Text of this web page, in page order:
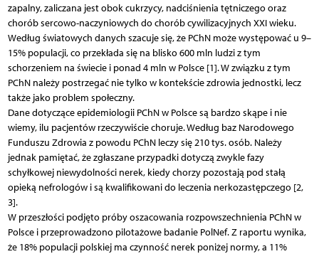
zapalny, zaliczana jest obok cukrzycy, nadciśnienia tętniczego oraz
chorób sercowo-naczyniowych do chorób cywilizacyjnych XXI wieku.
Według światowych danych szacuje się, że PChN może występować u 9–
15% populacji, co przekłada się na blisko 600 mln ludzi z tym
schorzeniem na świecie i ponad 4 mln w Polsce [1]. W związku z tym
PChN należy postrzegać nie tylko w kontekście zdrowia jednostki, lecz
także jako problem społeczny.
Dane dotyczące epidemiologii PChN w Polsce są bardzo skąpe i nie
wiemy, ilu pacjentów rzeczywiście choruje. Według baz Narodowego
Funduszu Zdrowia z powodu PChN leczy się 210 tys. osób. Należy
jednak pamiętać, że zgłaszane przypadki dotyczą zwykle fazy
schyłkowej niewydolności nerek, kiedy chorzy pozostają pod stałą
opieką nefrologów i są kwalifikowani do leczenia nerkozastępczego [2,
3].
W przeszłości podjęto próby oszacowania rozpowszechnienia PChN w
Polsce i przeprowadzono pilotażowe badanie PolNef. Z raportu wynika,
że 18% populacji polskiej ma czynność nerek poniżej normy, a 11%